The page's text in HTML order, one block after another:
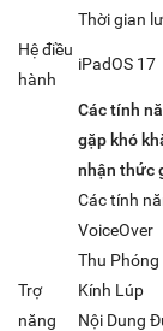
Thời gian
Hệ điều
hành
iPadOS 17
Trợ
năng
Các tính
gặp khó
nhận thức
Các tính
VoiceOver
Thu Phóng
Kính Lúp
Nội Dung